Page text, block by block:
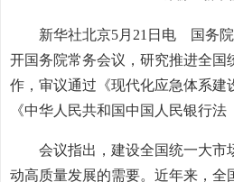
新华社北京5月21日电 国务
开国务院常务会议，研究推进全国
作，审议通过《现代化应急体系建
《中华人民共和国中国人民银行法
会议指出，建设全国统一大市
动高质量发展的需要。近年来，全